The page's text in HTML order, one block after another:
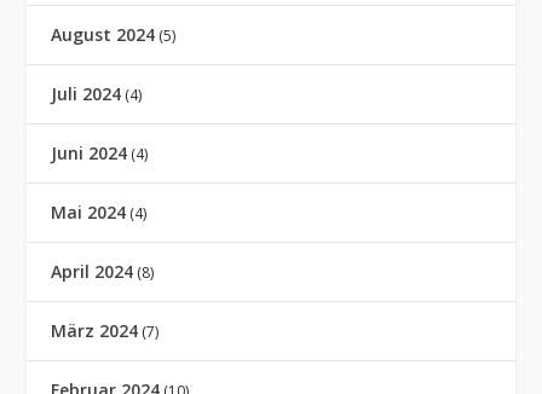
August 2024 (5)
Juli 2024 (4)
Juni 2024 (4)
Mai 2024 (4)
April 2024 (8)
März 2024 (7)